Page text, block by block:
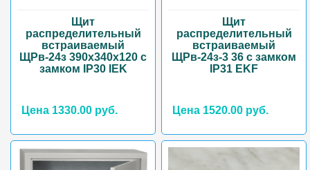
Щит
распределительный
встраиваемый
ЩРв-24з 390х340х120 с
замком IP30 IEK
Цена 1330.00 руб.
Щит
распределительный
встраиваемый
ЩРв-24з-3 36 с замком
IP31 EKF
Цена 1520.00 руб.